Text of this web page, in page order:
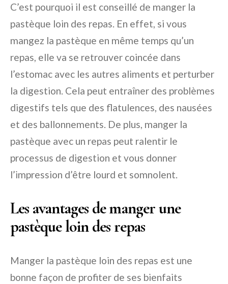
C’est pourquoi il est conseillé de manger la
pastèque loin des repas. En effet, si vous
mangez la pastèque en même temps qu’un
repas, elle va se retrouver coincée dans
l’estomac avec les autres aliments et perturber
la digestion. Cela peut entraîner des problèmes
digestifs tels que des flatulences, des nausées
et des ballonnements. De plus, manger la
pastèque avec un repas peut ralentir le
processus de digestion et vous donner
l’impression d’être lourd et somnolent.
Les avantages de manger une
pastèque loin des repas
Manger la pastèque loin des repas est une
bonne façon de profiter de ses bienfaits